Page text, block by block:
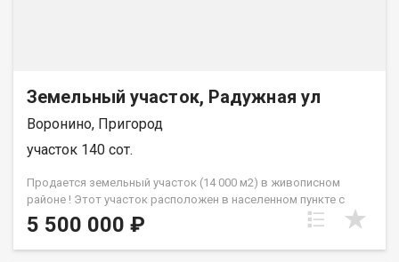
Земельный участок, Радужная ул
Воронино, Пригород
участок 140 сот.
Продается земельный участок (14 000 м2) в живописном
районе ! Этот участок расположен в населенном пункте с
развитой инфраструктурой, что делает его идеальным
местом как для проживания, так и для ведения бизнеса в
сельскохозяйственной сфере. В непосредственной близости
5 500 000 ₽